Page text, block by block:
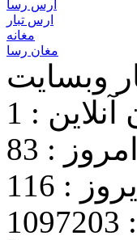
ارس رسا
ارس تبار
مغانه
مغان رسا
وبسایت
: 1
: 83
: 116